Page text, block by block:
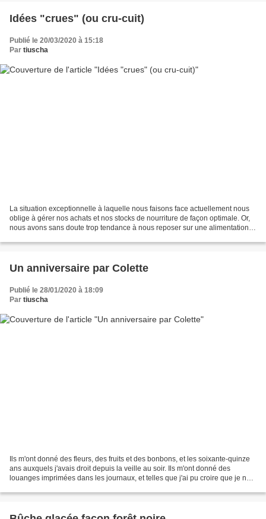
Idées "crues" (ou cru-cuit)
Publié le 20/03/2020 à 15:18
Par tiuscha
La situation exceptionnelle à laquelle nous faisons face actuellement nous
oblige à gérer nos achats et nos stocks de nourriture de façon optimale. Or,
nous avons sans doute trop tendance à nous reposer sur une alimentation à
Un anniversaire par Colette
Publié le 28/01/2020 à 18:09
Par tiuscha
Ils m'ont donné des fleurs, des fruits et des bonbons, et les soixante-quinze
ans auxquels j'avais droit depuis la veille au soir. Ils m'ont donné des
louanges imprimées dans les journaux, et telles que j'ai pu croire que je ne